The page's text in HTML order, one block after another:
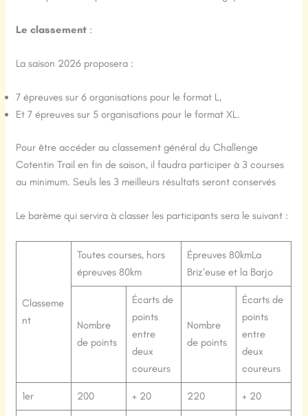
Le classement :
La saison 2026 proposera :
7 épreuves sur 6 organisations pour le format L,
Et 7 épreuves sur 5 organisations pour le format XL.
Pour être accéder au classement général du Challenge
Cotentin Trail en fin de saison, il faudra participer à 3 courses
au minimum. Seuls les 3 meilleurs résultats seront conservés
Le barème qui servira à classer les participants sera le suivant :
Classeme
nt
Toutes courses, hors
épreuves 80km
Épreuves 80kmLa
Briz’euse et la Barjo
Nombre
de points
Écarts de
points
entre
deux
coureurs
Nombre
de points
Écarts de
points
entre
deux
coureurs
1er 200 + 20 220 + 20